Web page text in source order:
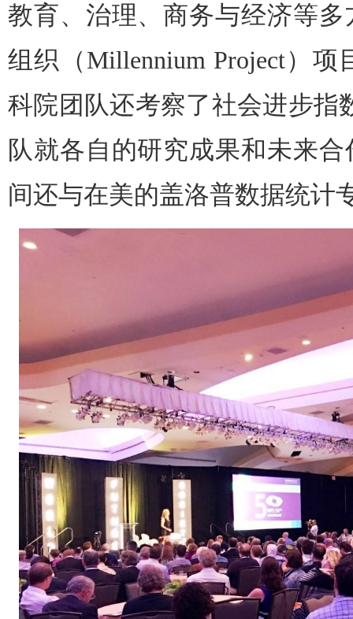
教育、治理、商务与经济等
组织（Millennium Project）
科院团队还考察了社会进步指
队就各自的研究成果和未来
间还与在美的盖洛普数据统计